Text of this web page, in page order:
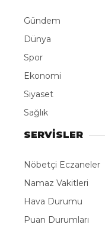
Gündem
Dünya
Spor
Ekonomi
Siyaset
Sağlık
SERVİSLER
Nöbetçi Eczaneler
Namaz Vakitleri
Hava Durumu
Puan Durumları